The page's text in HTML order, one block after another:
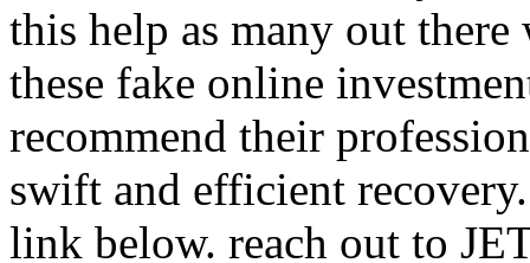
this help as many out
these fake online
recommend their
swift and efficient
link below. reach out to